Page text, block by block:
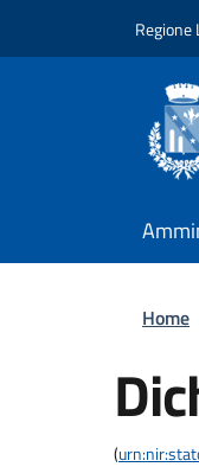
Regione
Home
(